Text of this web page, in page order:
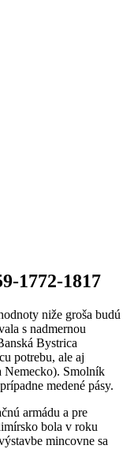
1772-1817
niže groša budú
s nadmernou
Bystrica
potrebu, ale aj
Nemecko). Smolník
medené pásy.
armádu a pre
bola v roku
mincovne sa